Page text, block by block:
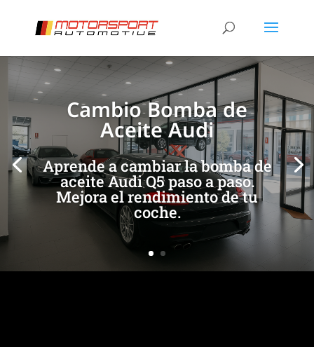
Cambio Bomba de
Aceite Audi
Aprende a cambiar la bomba de
aceite Audi Q5 paso a paso.
Mejora el rendimiento de tu
coche.
[/et_pb_slide] [/et_pb_slide]